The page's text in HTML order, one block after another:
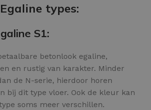
types:
S1:
betonlook egaline,
en rustig van karakter. Minder
de N-serie, hierdoor horen
bij dit type vloer. Ook de kleur kan
soms meer verschillen.